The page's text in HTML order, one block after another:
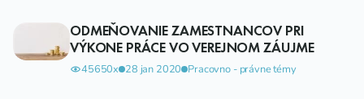
ODMEŇOVANIE ZAMESTNANCOV PRI
VÝKONE PRÁCE VO VEREJNOM ZÁUJME
45650x 28 jan 2020 Pracovno - právne témy